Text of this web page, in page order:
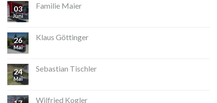
03
Juni
Familie Maier
26
Mai
Klaus Göttinger
24
Mai
Sebastian Tischler
Wilfried Kogler